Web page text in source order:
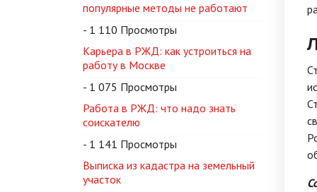
популярные методы не работают
- 1 110 Просмотры
Карьера в РЖД: как устроиться на
работу в Москве
- 1 075 Просмотры
Работа в РЖД: что надо знать
соискателю
- 1 141 Просмотры
Выписка из кадастра на земельный
участок